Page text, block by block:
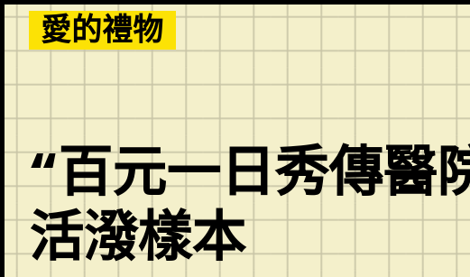
Skip
to
content
愛的禮物
“百元一日秀傳醫
活潑樣本